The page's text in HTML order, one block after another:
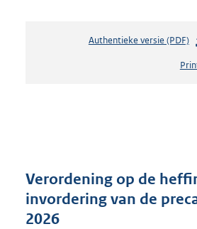
Authentieke versie (PDF)b
s
r
o
Verordening op de
invordering van de
2026